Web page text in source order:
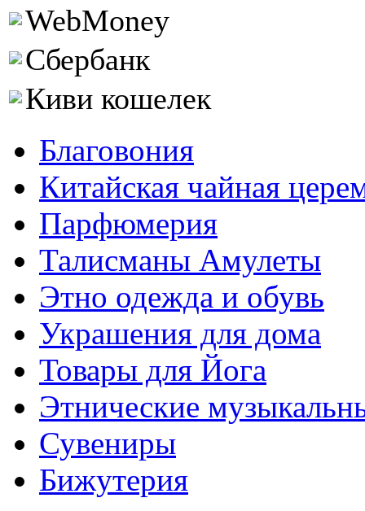
WebMoney
Сбербанк
Киви кошелек
Благовония
Китайская чайная
Парфюмерия
Талисманы Амулеты
Этно одежда и обувь
Украшения для дома
Товары для Йога
Этнические
Сувениры
Бижутерия